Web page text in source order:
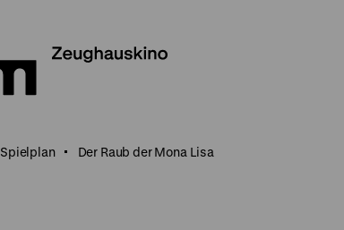
Spielplan Der Raub der Mona Lisa